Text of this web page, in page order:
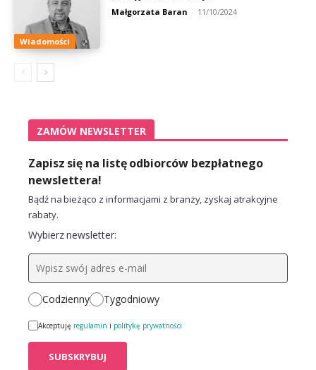
Wiadomości
Małgorzata Baran - 11/10/2024
ZAMÓW NEWSLETTER
Zapisz się na listę odbiorców bezpłatnego
newslettera!
Bądź na bieżąco z informacjami z branży, zyskaj atrakcyjne
rabaty.
Wybierz newsletter:
Codzienny Tygodniowy
Akceptuję regulamin i politykę prywatności